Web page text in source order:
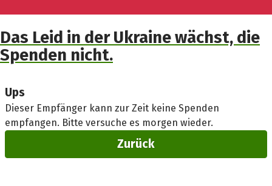
Das Leid in der Ukraine wächst, die
Spenden nicht.
Ups
Dieser Empfänger kann zur Zeit keine Spenden
empfangen. Bitte versuche es morgen wieder.
Zurück